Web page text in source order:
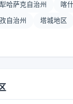
哈萨克自治州 喀
自治州 塔城地区